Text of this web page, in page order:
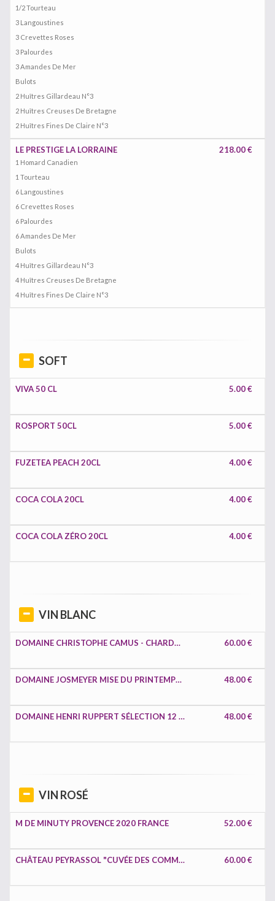
1/2 Tourteau
3 Langoustines
3 Crevettes Roses
3 Palourdes
3 Amandes De Mer
Bulots
2 Huîtres Gillardeau N°3
2 Huîtres Creuses De Bretagne
2 Huîtres Fines De Claire N°3
LE PRESTIGE LA LORRAINE
1 Homard Canadien
1 Tourteau
6 Langoustines
6 Crevettes Roses
6 Palourdes
6 Amandes De Mer
Bulots
4 Huîtres Gillardeau N°3
4 Huîtres Creuses De Bretagne
4 Huîtres Fines De Claire N°3
218.00 €
SOFT
VIVA 50 CL 5.00 €
ROSPORT 50CL 5.00 €
FUZETEA PEACH 20CL 4.00 €
COCA COLA 20CL 4.00 €
COCA COLA ZÉRO 20CL 4.00 €
VIN BLANC
DOMAINE CHRISTOPHE CAMUS - CHARDONNAY CHABLIS BOURGOGNE 2021 FRANCE 60.00 €
DOMAINE JOSMEYER MISE DU PRINTEMPS - PINOT BLANC ALSACE 2021 FRANCE 48.00 €
DOMAINE HENRI RUPPERT SÉLECTION 12 - RIESLING COTEAUX DE SCHENGEN MOSELLE 2020 LUXEMBOURG 48.00 €
VIN ROSÉ
M DE MINUTY PROVENCE 2020 FRANCE 52.00 €
CHÂTEAU PEYRASSOL "CUVÉE DES COMMANDEURS" CÔTES DE PROVENCE 2020 FRANCE 60.00 €